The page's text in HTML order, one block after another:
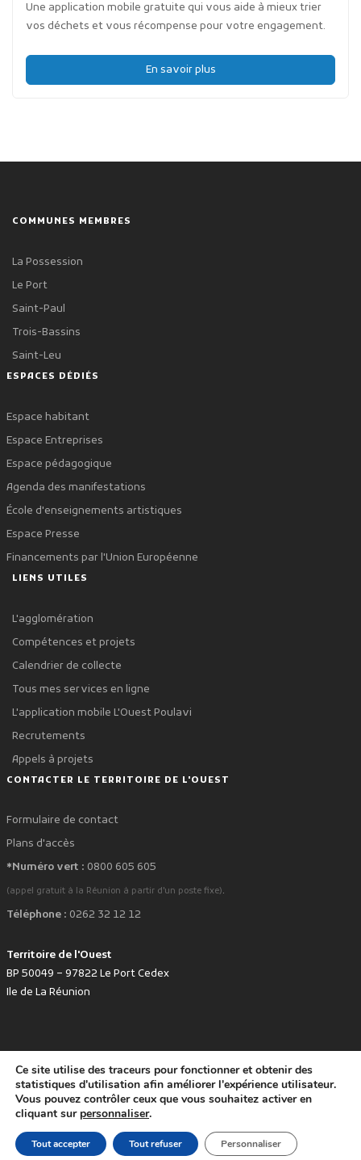
Une application mobile gratuite qui vous aide à mieux trier
vos déchets et vous récompense pour votre engagement.
En savoir plus
COMMUNES MEMBRES
La Possession
Le Port
Saint-Paul
Trois-Bassins
Saint-Leu
ESPACES DÉDIÉS
Espace habitant
Espace Entreprises
Espace pédagogique
Agenda des manifestations
École d'enseignements artistiques
Espace Presse
Financements par l'Union Européenne
LIENS UTILES
L'agglomération
Compétences et projets
Calendrier de collecte
Tous mes services en ligne
L'application mobile L'Ouest Poulavi
Recrutements
Appels à projets
CONTACTER LE TERRITOIRE DE L'OUEST
Formulaire de contact
Plans d'accès
*Numéro vert : 0800 605 605
(appel gratuit à la Réunion à partir d'un poste fixe).
Téléphone : 0262 32 12 12
Territoire de l'Ouest
BP 50049 – 97822 Le Port Cedex
Ile de La Réunion
Développé avec favoritepar le Territoire de l'Ouest © www.tco.re -2026.
Politique de protection des données personnelles
Mentions légales
Accessibilité : non conforme
Ce site utilise des traceurs pour fonctionner et obtenir des
statistiques d'utilisation afin améliorer l'expérience utilisateur.
Vous pouvez contrôler ceux que vous souhaitez activer en
cliquant sur personnaliser.
Tout accepter Tout refuser Personnaliser